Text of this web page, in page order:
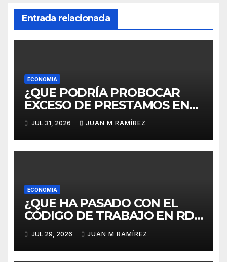
Entrada relacionada
ECONOMIA
¿QUE PODRÍA PROBOCAR
EXCESO DE PRESTAMOS EN
REPÚBLICA DOMINICANA?El
diputado Alcibíades Tavárez
respone con advertencia
JUL 31, 2026 JUAN M RAMÍREZ
ECONOMIA
¿QUE HA PASADO CON EL
CÓDIGO DE TRABAJO EN RD?
Rafael Abrey señala que seis
intentos de eliminar la
cesantía fracasan
JUL 29, 2026 JUAN M RAMÍREZ